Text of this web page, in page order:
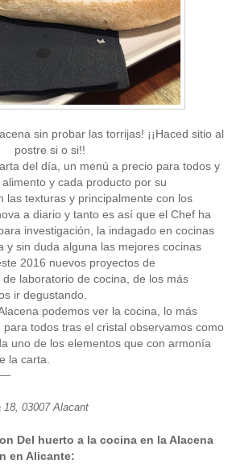
sin probar las torrijas! ¡¡Haced sitio al
postre si o si!!
del día, un menú a precio para todos y
y cada producto por su
las texturas y principalmente con los
a diario y tanto es así que el Chef ha
investigación, la indagado en cocinas
y sin duda alguna las mejores cocinas
2016 nuevos proyectos de
laboratorio de cocina, de los más
ir degustando.
podemos ver la cocina, lo más
todos tras el cristal observamos como
uno de los elementos que con armonía
la carta.
18, 03007 Alacant
Del huerto a la cocina en la Alacena
en Alicante: